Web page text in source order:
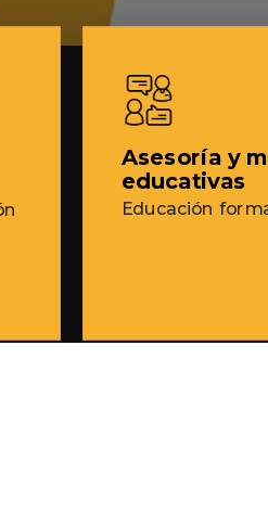
Asesoría y
educativas
Educación